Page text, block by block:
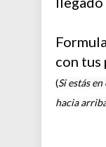
con tus
(Si estás
hacia